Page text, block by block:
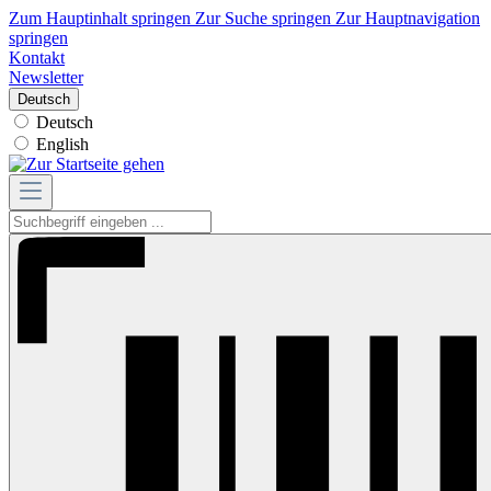
Zum Hauptinhalt springen Zur Suche springen Zur Hauptnavigation
springen
Kontakt
Newsletter
Deutsch
Deutsch
English